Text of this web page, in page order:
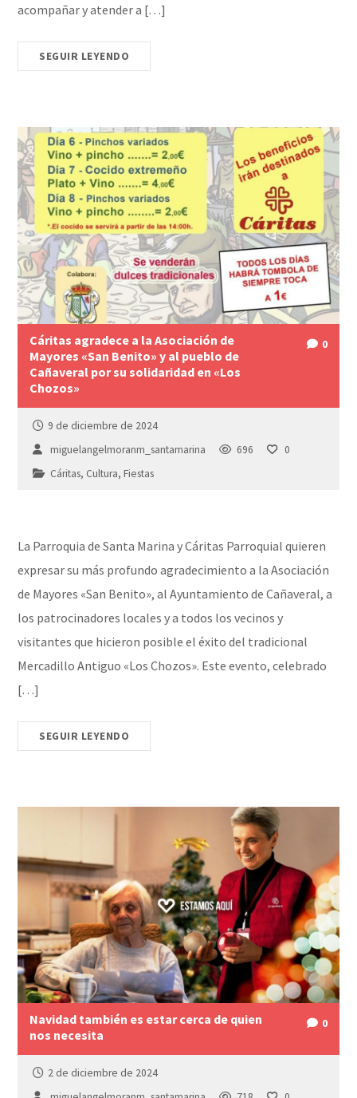
acompañar y atender a […]
SEGUIR LEYENDO
Cáritas agradece a la Asociación de
Mayores «San Benito» y al pueblo de
Cañaveral por su solidaridad en «Los
Chozos»
0
9 de diciembre de 2024
miguelangelmoranm_santamarina
696
0
Cáritas, Cultura,Fiestas
La Parroquia de Santa Marina y Cáritas Parroquial quieren
expresar su más profundo agradecimiento a la Asociación
de Mayores «San Benito», al Ayuntamiento de Cañaveral, a
los patrocinadores locales y a todos los vecinos y
visitantes que hicieron posible el éxito del tradicional
Mercadillo Antiguo «Los Chozos». Este evento, celebrado
[…]
SEGUIR LEYENDO
Navidad también es estar cerca de quien
nos necesita
0
2 de diciembre de 2024